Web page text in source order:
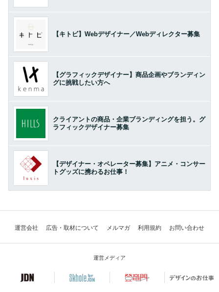
【キトビ】Webデザイナー／Webディレクター募集
【グラフィックデザイナー】商品企画やブランディン
グに挑戦したい方へ
クライアントの商品・企業ブランディングを担う。グ
ラフィックデザイナー募集
【デザイナー・オペレーター募集】アニメ・コンサー
トグッズに携わるお仕事！
運営会社 広告・取材について メルマガ 利用規約 お問い合わせ
運営メディア